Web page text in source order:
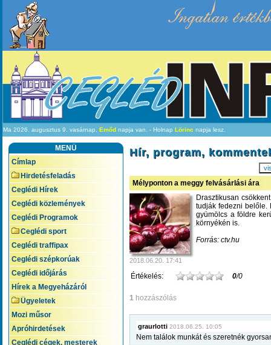
Ingatlan
Ma 2026. augusztus 9. vasárnap, Emőd napja van. - Holnap Lörinc napja lesz.
MENÜ
Címlap
Hirdetésfeladás
Ceglédi Hírek
Ceglédi közlemények
Ceglédi Programok
Ceglédi sport
Ceglédi traffipax
Ceglédi szépkorúak
Ceglédi időjárás
Hírek a Megyeházáról
Ügyeletek
Mozi műsor
Apróhirdetések
Ceglédi cégek, mesterek
Hír, program,
Mélyponton a meggy felvásárlási ára
Drasztikusan
tudják fedezni belőle.
gyümölcs a földre
környékén is.
Forrás: ctv.hu
2018.06.20. 17:41
Értékelés: 0/0
1 hozzászólás
graurlotti 2018.06.25. 10:05
Nem találok munkát és szeretnék